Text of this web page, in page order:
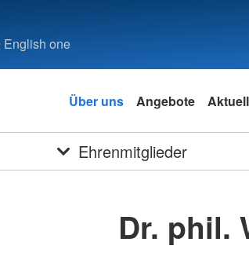
English one
Über uns Angebote Aktuell
Ehrenmitglieder
Dr. phil.